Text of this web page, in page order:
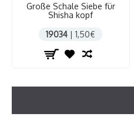
Große Schale Siebe für
Shisha kopf
19034 | 1,50€